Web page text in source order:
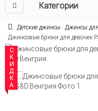
Категории
Детские джинсы Джинсы
Джинсовые брюки для девочек
СКИДКА